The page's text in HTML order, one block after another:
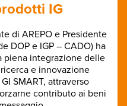
IG
di AREPO e Presidente
DOP e IGP – CADO) ha
piena integrazione delle
e innovazione
SMART, attraverso
contributo ai beni